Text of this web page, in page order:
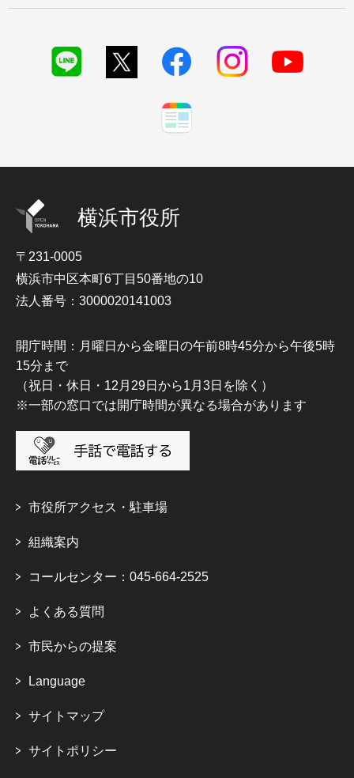
横浜市役所
〒231-0005
横浜市中区本町6丁目50番地の10
法人番号：3000020141003
開庁時間：月曜日から金曜日の午前8時45分から午後5時
15分まで
（祝日・休日・12月29日から1月3日を除く）
※一部の窓口では開庁時間が異なる場合があります
市役所アクセス・駐車場
組織案内
コールセンター：045-664-2525
よくある質問
市民からの提案
Language
サイトマップ
サイトポリシー